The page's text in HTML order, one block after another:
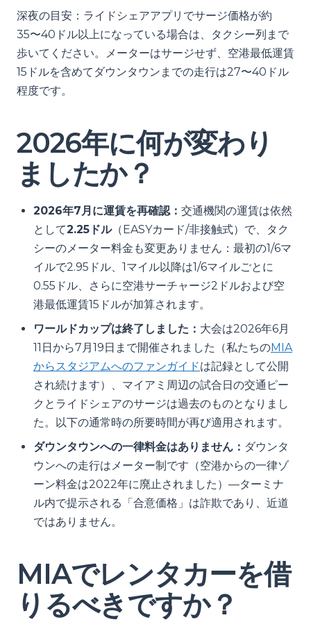
深夜の目安：ライドシェアアプリでサージ価格が約
35〜40ドル以上になっている場合は、タクシー列まで
歩いてください。メーターはサージせず、空港最低運賃
15ドルを含めてダウンタウンまでの走行は27〜40ドル
程度です。
2026年に何が変わり
ましたか？
2026年7月に運賃を再確認： 交通機関の運賃は依然
として2.25ドル（EASYカード/非接触式）で、タク
シーのメーター料金も変更ありません：最初の1/6マ
イルで2.95ドル、1マイル以降は1/6マイルごとに
0.55ドル、さらに空港サーチャージ2ドルおよび空
港最低運賃15ドルが加算されます。
ワールドカップは終了しました： 大会は2026年6月
11日から7月19日まで開催されました（私たちのMIA
からスタジアムへのファンガイドは記録として公開
され続けます）、マイアミ周辺の試合日の交通ピー
クとライドシェアのサージは過去のものとなりまし
た。以下の通常時の所要時間が再び適用されます。
ダウンタウンへの一律料金はありません： ダウンタ
ウンへの走行はメーター制です（空港からの一律ゾ
ーン料金は2022年に廃止されました）—ターミナ
ル内で提示される「合意価格」は詐欺であり、近道
ではありません。
MIAでレンタカーを借
りるべきですか？